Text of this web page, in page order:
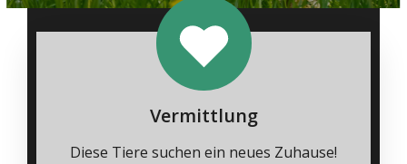
Vermittlung
Diese Tiere suchen ein neues Zuhause!